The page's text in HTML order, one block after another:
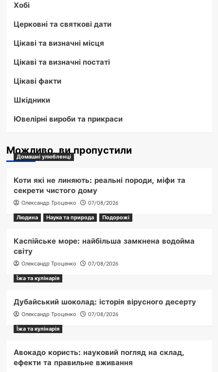
Хобі
Церковні та святкові дати
Цікаві та визначні місця
Цікаві та визначні постаті
Цікаві факти
Шкідники
Ювелірні вироби та прикраси
Можливо, ви пропустили
Домашні улюбленці
Коти які не линяють: реальні породи, міфи та
секрети чистого дому
Олександр Троценко
07/08/2026
Людина
Наука та природа Подорожі
Каспійське море: найбільша замкнена водойма
світу
Олександр Троценко
07/08/2026
Їжа та кулінарія
Дубайський шоколад: історія вірусного десерту
Олександр Троценко
07/08/2026
Їжа та кулінарія
Авокадо користь: науковий погляд на склад,
ефекти та правильне вживання